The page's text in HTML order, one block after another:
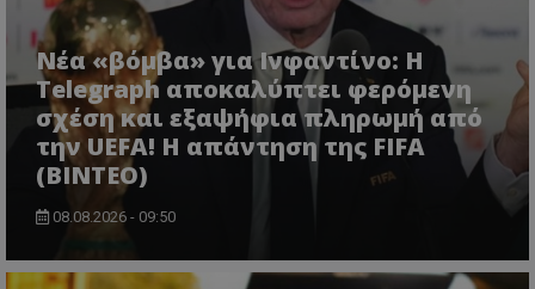
Νέα «βόμβα» για Ινφαντίνο: Η
Telegraph αποκαλύπτει φερόμενη
σχέση και εξαψήφια πληρωμή από
την UEFA! Η απάντηση της FIFA
(ΒΙΝΤΕΟ)
08.08.2026 - 09:50